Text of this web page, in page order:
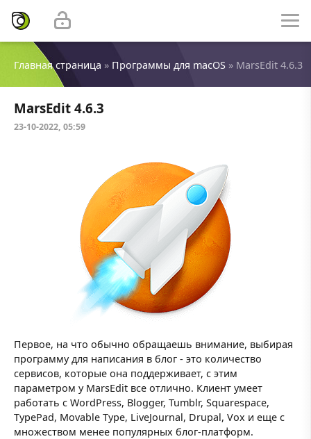
Главная страница » Программы для macOS » MarsEdit 4.6.3
MarsEdit 4.6.3
23-10-2022, 05:59
Первое, на что обычно обращаешь внимание, выбирая
программу для написания в блог - это количество
сервисов, которые она поддерживает, с этим
параметром у MarsEdit все отлично. Клиент умеет
работать с WordPress, Blogger, Tumblr, Squarespace,
TypePad, Movable Type, LiveJournal, Drupal, Vox и еще с
множеством менее популярных блог-платформ.